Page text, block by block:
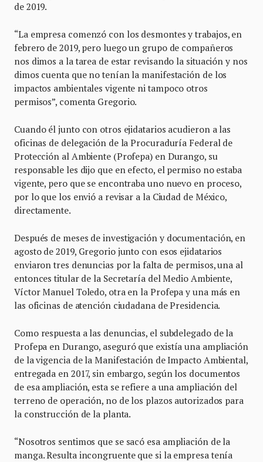
de 2019.
“La empresa comenzó con los desmontes y trabajos, en
febrero de 2019, pero luego un grupo de compañeros
nos dimos a la tarea de estar revisando la situación y nos
dimos cuenta que no tenían la manifestación de los
impactos ambientales vigente ni tampoco otros
permisos”, comenta Gregorio.
Cuando él junto con otros ejidatarios acudieron a las
oficinas de delegación de la Procuraduría Federal de
Protección al Ambiente (Profepa) en Durango, su
responsable les dijo que en efecto, el permiso no estaba
vigente, pero que se encontraba uno nuevo en proceso,
por lo que los envió a revisar a la Ciudad de México,
directamente.
Después de meses de investigación y documentación, en
agosto de 2019, Gregorio junto con esos ejidatarios
enviaron tres denuncias por la falta de permisos, una al
entonces titular de la Secretaría del Medio Ambiente,
Víctor Manuel Toledo, otra en la Profepa y una más en
las oficinas de atención ciudadana de Presidencia.
Como respuesta a las denuncias, el subdelegado de la
Profepa en Durango, aseguró que existía una ampliación
de la vigencia de la Manifestación de Impacto Ambiental,
entregada en 2017, sin embargo, según los documentos
de esa ampliación, esta se refiere a una ampliación del
terreno de operación, no de los plazos autorizados para
la construcción de la planta.
“Nosotros sentimos que se sacó esa ampliación de la
manga. Resulta incongruente que si la empresa tenía